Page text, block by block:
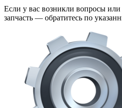
Если у вас возникли вопросы или
запчасть — обратитесь по